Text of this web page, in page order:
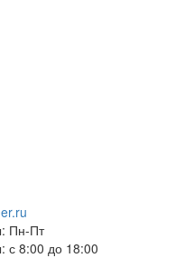
Пн-Пт
с 8:00 до 18:00